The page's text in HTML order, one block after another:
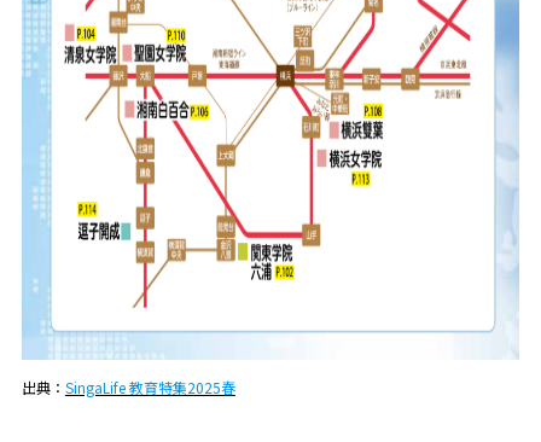
出典： SingaLife 教育特集2025春